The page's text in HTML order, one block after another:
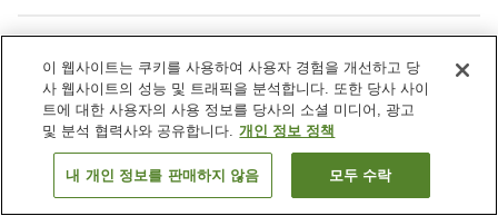
주차장
스파 / 미용실
카페
택배
객실 보기
이 웹사이트는 쿠키를 사용하여 사용자 경험을 개선하고 당
사 웹사이트의 성능 및 트래픽을 분석합니다. 또한 당사 사이
트에 대한 사용자의 사용 정보를 당사의 소셜 미디어, 광고
및 분석 협력사와 공유합니다. 개인 정보 정책
내 개인 정보를 판매하지 않음 모두 수락